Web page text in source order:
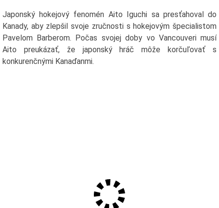
Japonský hokejový fenomén Aito Iguchi sa presťahoval do
Kanady, aby zlepšil svoje zručnosti s hokejovým špecialistom
Pavelom Barberom. Počas svojej doby vo Vancouveri musí
Aito preukázať, že japonský hráč môže korčuľovať s
konkurenčnými Kanaďanmi.